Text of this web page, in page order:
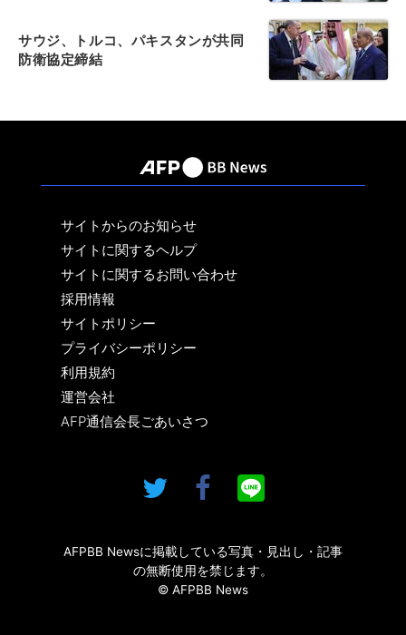
サウジ、トルコ、パキスタンが共同
防衛協定締結
サイトからのお知らせ
サイトに関するヘルプ
サイトに関するお問い合わせ
採用情報
サイトポリシー
プライバシーポリシー
利用規約
運営会社
AFP通信会長ごあいさつ
AFPBB Newsに掲載している写真・見出し・記事
の無断使用を禁じます。
© AFPBB News